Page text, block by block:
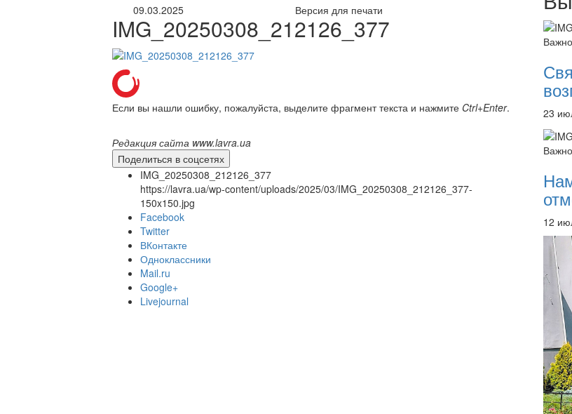
Онлайн
12 сентября
12 сентября
12 сентября
12 сентября
12 сентября
12 сентября
Перейти к архиву
09.03.2025 Версия для печати
IMG_20250308_212126_377
Если вы нашли ошибку, пожалуйста, выделите фрагмент текста и нажмите Ctrl+Enter.
Редакция сайта www.lavra.ua
Поделиться в соцсетях
IMG_20250308_212126_377
https://lavra.ua/wp-content/uploads/2025/03/IMG_20250308_212126_377-
150x150.jpg
Facebook
Twitter
ВКонтакте
Одноклассники
Mail.ru
Google+
Livejournal
23
12